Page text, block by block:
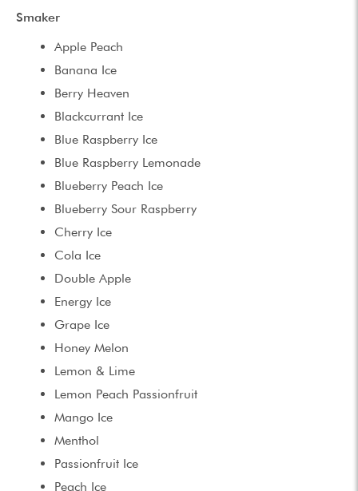
Smaker
Apple Peach
Banana Ice
Berry Heaven
Blackcurrant Ice
Blue Raspberry Ice
Blue Raspberry Lemonade
Blueberry Peach Ice
Blueberry Sour Raspberry
Cherry Ice
Cola Ice
Double Apple
Energy Ice
Grape Ice
Honey Melon
Lemon & Lime
Lemon Peach Passionfruit
Mango Ice
Menthol
Passionfruit Ice
Peach Ice